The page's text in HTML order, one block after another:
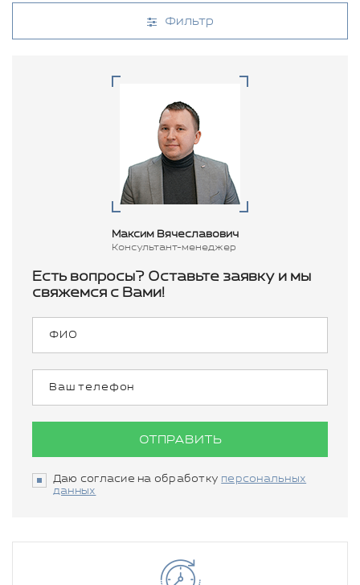
Фильтр
Максим Вячеславович
Консультант-менеджер
Есть вопросы? Оставьте заявку и мы
свяжемся с Вами!
ОТПРАВИТЬ
Даю согласие на обработку персональных
данных